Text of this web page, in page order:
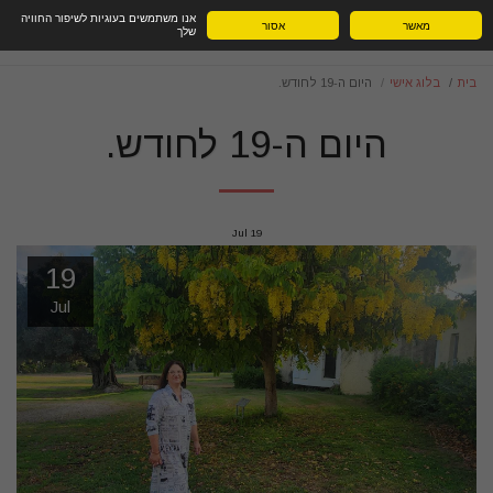
מאשר אסור
אנו משתמשים בעוגיות לשיפור החוויה
שלך
בית בלוג אישי היום ה-19 לחודש.
היום ה-19 לחודש.
19
Jul
19
Jul